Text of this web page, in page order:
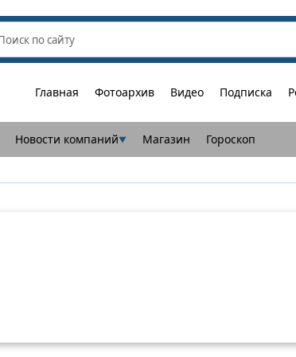
Главная Фотоархив Видео Подписка
Новости компаний▼ Магазин Гороскоп